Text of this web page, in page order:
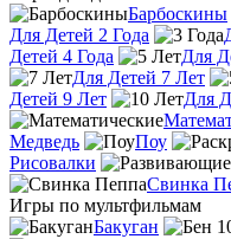
Барбоскины
Для Детей 2 Года
Детей 4 Года
Для
Для Детей 7 Лет
Детей 9 Лет
Для
Медведь
Поу
Рисовалки
Свинка
Игры по мультфильмам
Бакуган